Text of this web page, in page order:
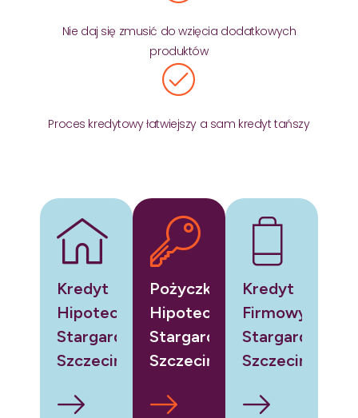
Nie daj się zmusić do wzięcia dodatkowych
produktów
Proces kredytowy łatwiejszy a sam kredyt tańszy
Kredyt
Hipoteczny
Stargard
Szczeciński
Pożyczka
Hipoteczna
Stargard
Szczeciński
Kredyt
Firmowy
Stargard
Szczeciński